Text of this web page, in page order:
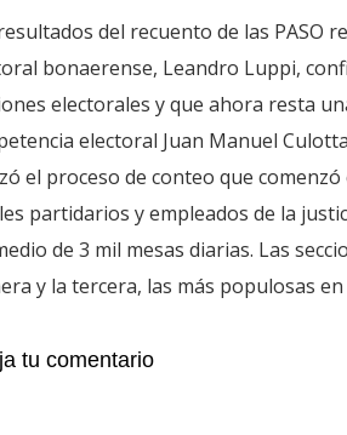
del recuento de las PASO
bonaerense, Leandro Luppi,
electorales y que ahora resta
electoral Juan Manuel
el proceso de conteo que
partidarios y empleados de la
de 3 mil mesas diarias. Las
y la tercera, las más populosas
tu comentario